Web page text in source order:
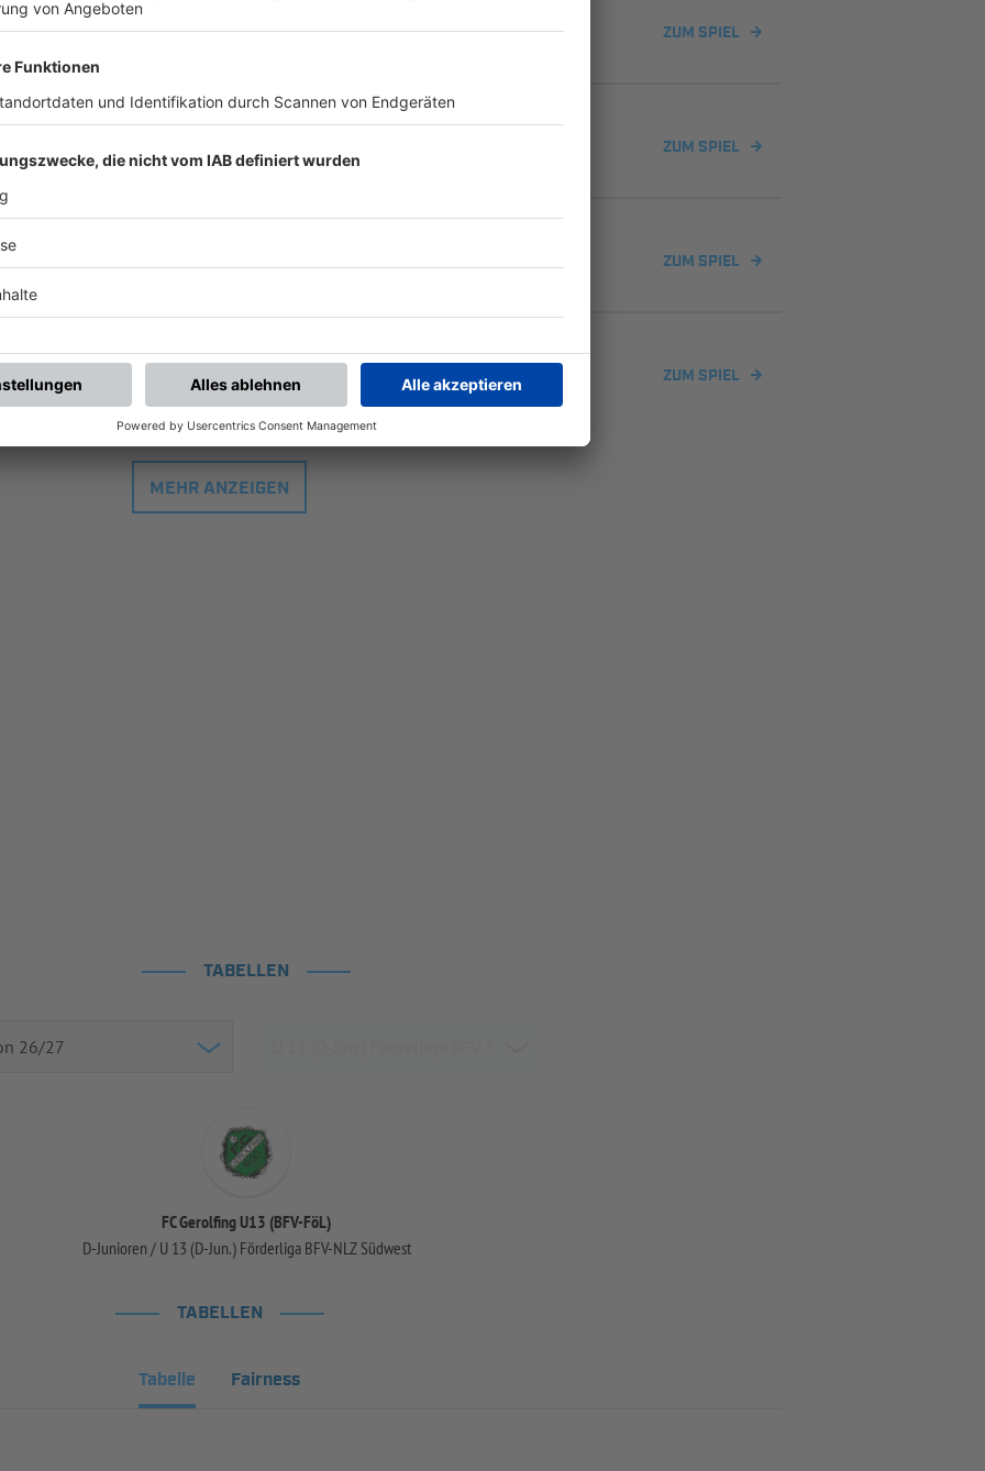
(BFV-FöL) -:- VfB Eichstätt U13 (BFV-FöL) ZUM SPIEL
Sportanlage Gerolfing, Platz 4 | Wolfsgartenstr. 6 | 85049 Ingolstadt
U 13 (D-Jun.) Förderliga BFV-NLZ Südwest
-:- ZUM SPIEL
U 13 (D-Jun.) Förderliga BFV-NLZ Südwest
(BFV- -:- ZUM SPIEL
Sportanlage Gerolfing, Platz 4 | Wolfsgartenstr. 6 | 85049 Ingolstadt
(BFV- - : - FC Gerolfing U13 (BFV- ZUM SPIEL
Illertissen, Kunstrasen | Gottfried-Hart-Str. | 89257 Illertissen
MEHR ANZEIGEN
TABELLEN
FC Gerolfing U13 (BFV-FöL)
D-Junioren / U 13 (D-Jun.) Förderliga BFV-NLZ Südwest
TABELLEN
Tabelle Fairness